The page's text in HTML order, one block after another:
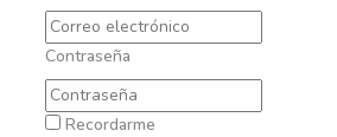
Contraseña
Recordarme